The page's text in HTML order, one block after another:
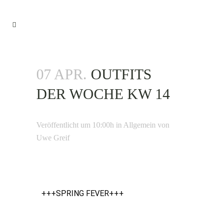
07 APR. OUTFITS
DER WOCHE KW 14
Veröffentlicht um 10:00h in Allgemein von
Uwe Greif
+++SPRING FEVER+++